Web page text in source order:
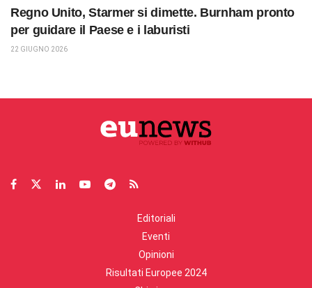
Regno Unito, Starmer si dimette. Burnham pronto
per guidare il Paese e i laburisti
22 GIUGNO 2026
Editoriali
Eventi
Opinioni
Risultati Europee 2024